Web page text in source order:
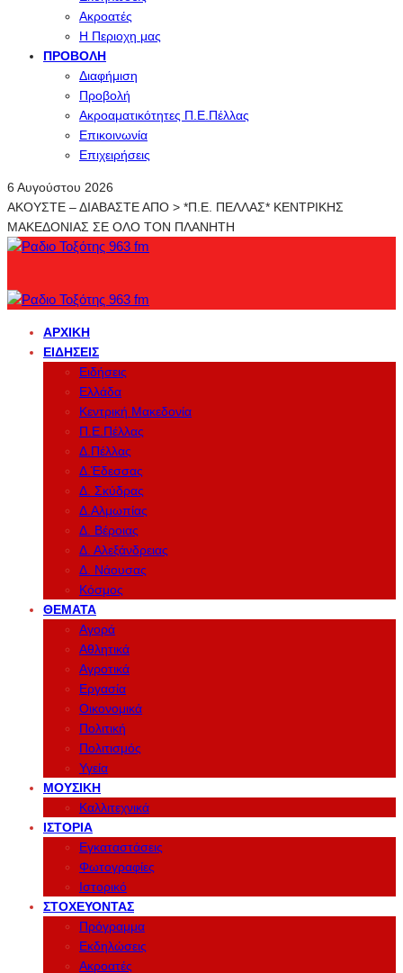
Ακροατές
Η Περιοχη μας
ΠΡΟΒΟΛΉ
Διαφήμιση
Προβολή
Ακροαματικότητες Π.Ε.Πέλλας
Επικοινωνία
Επιχειρήσεις
6 Αυγούστου 2026
ΑΚΟΥΣΤΕ – ΔΙΑΒΑΣΤΕ ΑΠΟ > *Π.Ε. ΠΕΛΛΑΣ* ΚΕΝΤΡΙΚΗΣ
ΜΑΚΕΔΟΝΙΑΣ ΣΕ ΟΛΟ ΤΟΝ ΠΛΑΝΗΤΗ
ΑΡΧΙΚΉ
ΕΙΔΉΣΕΙΣ
Ειδήσεις
Ελλάδα
Κεντρική Μακεδονία
Π.Ε.Πέλλας
Δ.Πέλλας
Δ.Έδεσσας
Δ. Σκύδρας
Δ.Αλμωπίας
Δ. Βέροιας
Δ. Αλεξάνδρειας
Δ. Νάουσας
Κόσμος
ΘΈΜΑΤΑ
Αγορά
Αθλητικά
Αγροτικά
Εργασία
Οικονομικά
Πολιτική
Πολιτισμός
Υγεία
ΜΟΥΣΙΚΉ
Καλλιτεχνικά
ΙΣΤΟΡΊΑ
Εγκαταστάσεις
Φωτογραφίες
Ιστορικό
ΣΤΟΧΕΎΟΝΤΑΣ
Πρόγραμμα
Εκδηλώσεις
Ακροατές